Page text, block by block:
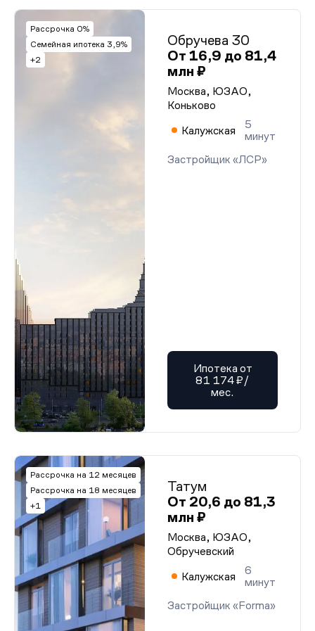
Рассрочка 0%
Семейная ипотека 3,9%
+2
Обручева 30
От 16,9 до 81,4
млн ₽
Москва, ЮЗАО,
Коньково
Калужская
5
минут
Застройщик «ЛСР»
Ипотека от
81 174 ₽/
мес.
Рассрочка на 12 месяцев
Рассрочка на 18 месяцев
+1
Татум
От 20,6 до 81,3
млн ₽
Москва, ЮЗАО,
Обручевский
Калужская
6
минут
Застройщик «Forma»